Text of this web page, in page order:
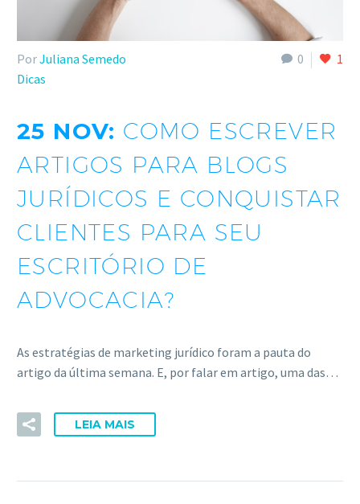
0 1
PorJuliana Semedo
Dicas
25 NOV: COMO ESCREVER
ARTIGOS PARA BLOGS
JURÍDICOS E CONQUISTAR
CLIENTES PARA SEU
ESCRITÓRIO DE
ADVOCACIA?
As estratégias de marketing jurídico foram a pauta do
artigo da última semana. E, por falar em artigo, uma das…
LEIA MAIS